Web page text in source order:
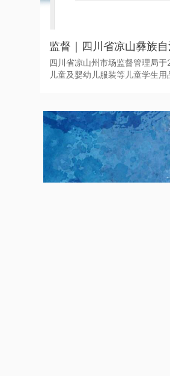
四川省凉山州市场监督管理局于
儿童及婴幼儿服装等儿童学生